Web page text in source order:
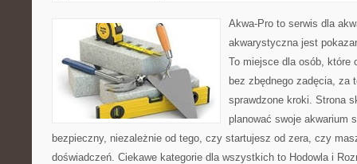
Akwa-Pro to serwis dla
akwarystyczna jest
To miejsce dla osób, które
bez zbędnego zadęcia, za
sprawdzone kroki. Strona
planować swoje akwarium
bezpieczny, niezależnie od tego, czy startujesz od zera, czy
doświadczeń. Ciekawe kategorie dla wszystkich to Hodowla i